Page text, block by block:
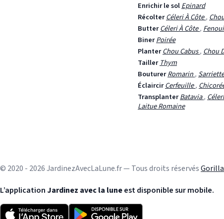
Enrichir le solEpinard
RécolterCéleri À Côte,
ButterCéleri À Côte,
BinerPoirée
PlanterChou Cabus,Chou
TaillerThym
BouturerRomarin,
ÉclaircirCerfeuille,
TransplanterBatavia,
Laitue Romaine
© 2020 - 2026 JardinezAvecLaLune.fr — Tous droits réservés
L’application Jardinez avec la luneest disponible sur mobile.